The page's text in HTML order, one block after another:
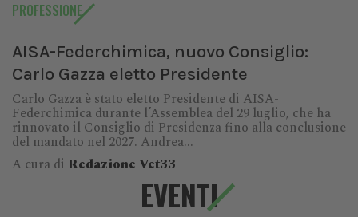
PROFESSIONE
AISA-Federchimica, nuovo Consiglio:
Carlo Gazza eletto Presidente
Carlo Gazza è stato eletto Presidente di AISA-
Federchimica durante l’Assemblea del 29 luglio, che ha
rinnovato il Consiglio di Presidenza fino alla conclusione
del mandato nel 2027. Andrea...
A cura di Redazione Vet33
EVENTI